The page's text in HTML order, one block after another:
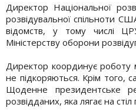
Директор Національної
розвідувальної спільноти
відомств, у тому числі
Міністерству оборони
Директор координує роботу
не підкоряються. Крім того,
Щоденне президентське
розвідданих, яка лягає на